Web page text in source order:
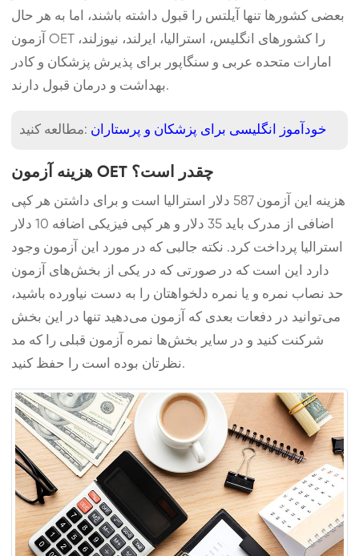
بعضی کشورها تنها آیلتس را قبول داشته باشند، اما به هر حال
آزمون OET را کشورهای انگلیس، استرالیا، ایرلند، نیوزلند،
امارات متحده عربی و سنگاپور برای پذیرش پزشکان و کادر
بهداشت و درمان قبول دارند.
مطالعه کنید: خودآموز انگلیسی برای پزشکان و پرستاران
هزینه آزمون OET چقدر است؟
هزینه این آزمون 587 دلار استرالیا است و برای داشتن هر کپی
اضافی از مدرک باید 35 دلار و هر کپی فیزیکی اضافه 10 دلار
استرالیا پرداخت کرد. نکته جالبی که در مورد این آزمون وجود
دارد این است که در صورتی که در یکی از بخش‌های آزمون
حد نصاب نمره و یا نمره دلخواهتان را به دست نیاورده باشید،
می‌توانید در دفعات بعدی که آزمون می‌دهید تنها در این بخش
شرکنت کنید و در سایر بخش‌ها نمره آزمون قبلی را که مد
نظرتان بوده است را حفظ کنید.